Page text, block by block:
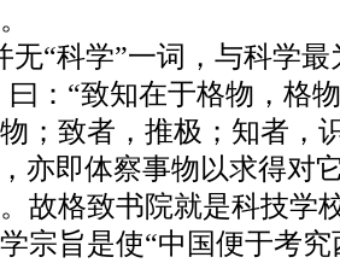
“科学”一词，与科学最
曰：“致知在于格物，格
；致者，推极；知者，
亦即体察事物以求得对
故格致书院就是科技学
宗旨是使“中国便于考